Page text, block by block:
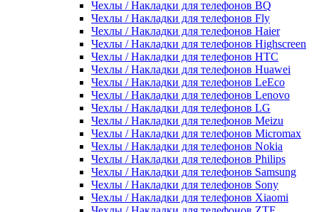
Чехлы / Накладки для телефонов BQ
Чехлы / Накладки для телефонов Fly
Чехлы / Накладки для телефонов Haier
Чехлы / Накладки для телефонов Highscreen
Чехлы / Накладки для телефонов HTC
Чехлы / Накладки для телефонов Huawei
Чехлы / Накладки для телефонов LeEco
Чехлы / Накладки для телефонов Lenovo
Чехлы / Накладки для телефонов LG
Чехлы / Накладки для телефонов Meizu
Чехлы / Накладки для телефонов Micromax
Чехлы / Накладки для телефонов Nokia
Чехлы / Накладки для телефонов Philips
Чехлы / Накладки для телефонов Samsung
Чехлы / Накладки для телефонов Sony
Чехлы / Накладки для телефонов Xiaomi